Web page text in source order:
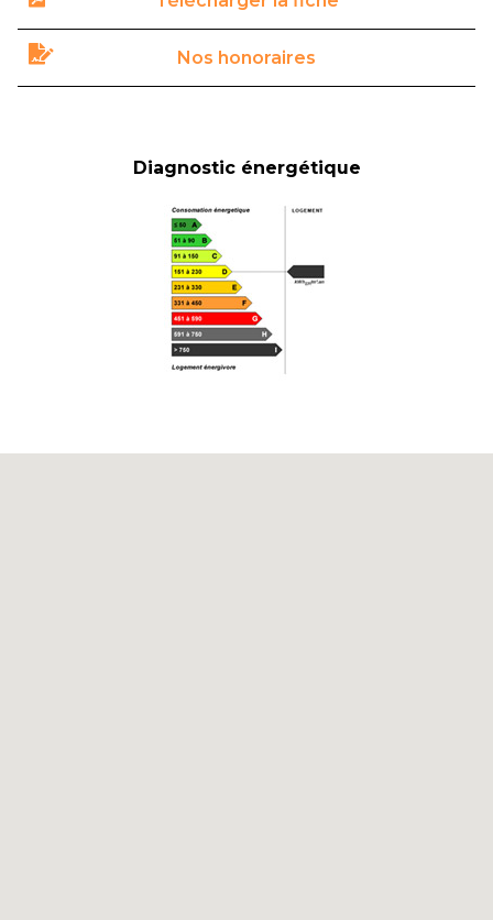
Nos honoraires
Diagnostic énergétique